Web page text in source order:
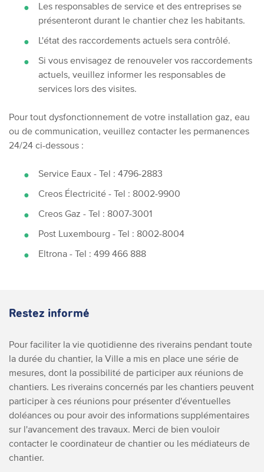
Les responsables de service et des entreprises se
présenteront durant le chantier chez les habitants.
L'état des raccordements actuels sera contrôlé.
Si vous envisagez de renouveler vos raccordements
actuels, veuillez informer les responsables de
services lors des visites.
Pour tout dysfonctionnement de votre installation gaz, eau
ou de communication, veuillez contacter les permanences
24/24 ci-dessous :
Service Eaux - Tel : 4796-2883
Creos Électricité - Tel : 8002-9900
Creos Gaz - Tel : 8007-3001
Post Luxembourg - Tel : 8002-8004
Eltrona - Tel : 499 466 888
Restez informé
Pour faciliter la vie quotidienne des riverains pendant toute
la durée du chantier, la Ville a mis en place une série de
mesures, dont la possibilité de participer aux réunions de
chantiers. Les riverains concernés par les chantiers peuvent
participer à ces réunions pour présenter d'éventuelles
doléances ou pour avoir des informations supplémentaires
sur l'avancement des travaux. Merci de bien vouloir
contacter le coordinateur de chantier ou les médiateurs de
chantier.